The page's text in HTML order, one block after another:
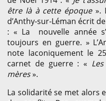
être là à cette époque».
d’Anthy-sur-Léman écrit
: « La nouvelle année
toujours en guerre. »
note laconiquement le
carnet de guerre : «
mères».
La solidarité se met alors